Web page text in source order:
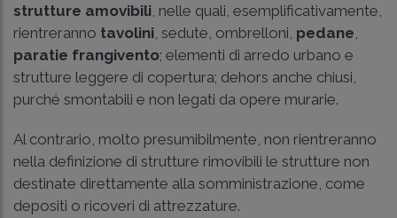
strutture amovibili , nelle quali, esemplificativamente,
rientreranno tavolini , sedute, ombrelloni, pedane
paratie frangivento; elementi di arredo urbano e
strutture leggere di copertura; dehors anche chiusi,
purché smontabili e non legati da opere murarie.
Al contrario, molto presumibilmente, non rientreranno
nella definizione di strutture rimovibili le strutture non
destinate direttamente alla somministrazione, come
depositi o ricoveri di attrezzature.